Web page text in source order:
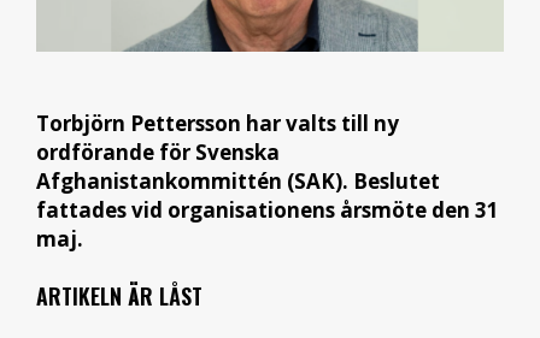
Torbjörn Pettersson har valts till ny
ordförande för Svenska
Afghanistankommittén (SAK). Beslutet
fattades vid organisationens årsmöte den 31
maj.
ARTIKELN ÄR LÅST